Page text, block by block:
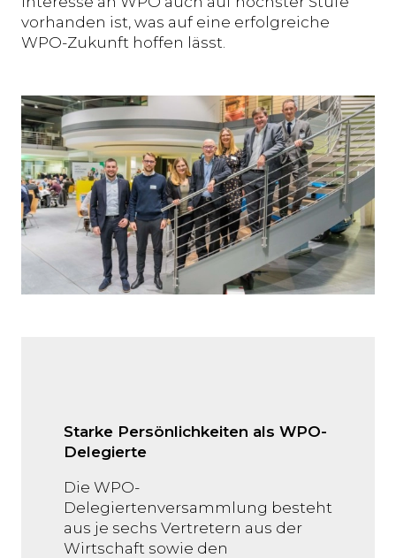
vorhanden ist, was auf eine erfolgreiche
WPO-Zukunft hoffen lässt.
Starke Persönlichkeiten als WPO-
Delegierte
Die WPO-
Delegiertenversammlung besteht
aus je sechs Vertretern aus der
Wirtschaft sowie den